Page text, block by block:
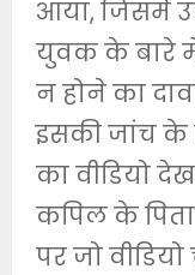
आया, जिसमें
युवक के बारे
न होने का
इसकी जांच
का वीडियो
कपिल के
पर जो